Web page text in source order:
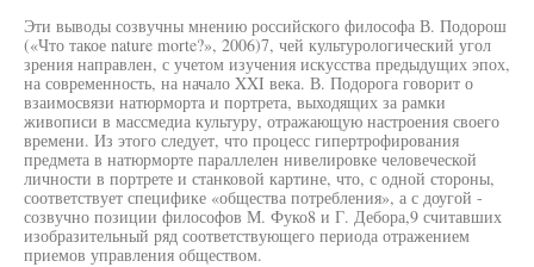
Эти выводы созвучны мнению российского философа В. Подорош
(«Что такое nature morte?», 2006)7, чей культурологический угол
зрения направлен, с учетом изучения искусства предыдущих эпох,
на современность, на начало XXI века. В. Подорога говорит о
взаимосвязи натюрморта и портрета, выходящих за рамки
живописи в массмедиа культуру, отражающую настроения своего
времени. Из этого следует, что процесс гипертрофирования
предмета в натюрморте параллелен нивелировке человеческой
личности в портрете и станковой картине, что, с одной стороны,
соответствует специфике «общества потребления», а с доугой -
созвучно позиции философов М. Фуко8 и Г. Дебора,9 считавших
изобразительный ряд соответствующего периода отражением
приемов управления обществом.